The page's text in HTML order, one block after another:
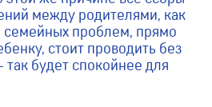
между родителями, как
проблем, прямо
стоит проводить без
будет спокойнее для